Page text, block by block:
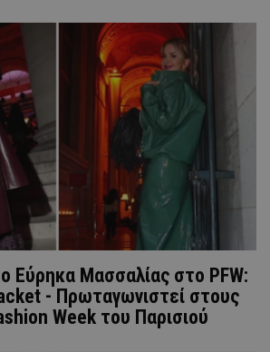
Εύρηκα Μασσαλίας στο PFW:
- Πρωταγωνιστεί στους
Week του Παρισιού